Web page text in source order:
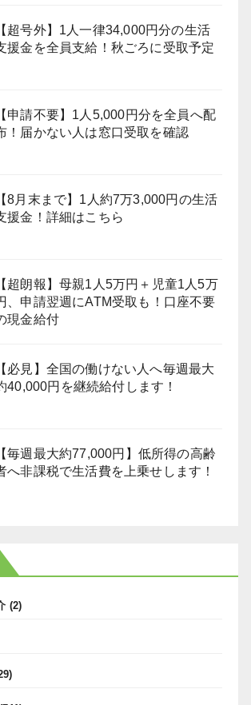
【超号外】1人一律34,000円分の生活
援金を全員支給！秋ごろに受取予定
【申請不要】1人5,000円分を全員へ配
！届かない人は窓口受取を確認
【8月末まで】1人約7万3,000円の生活
援金！詳細はこちら
【超朗報】母親1人5万円＋児童1人5万
、申請翌週にATM受取も！口座不要
現金給付
【必見】全国の働けない人へ毎週最大
40,000円を継続給付します！
【毎週最大約77,000円】低所得の高齢
へ非課税で生活費を上乗せします！
(2)